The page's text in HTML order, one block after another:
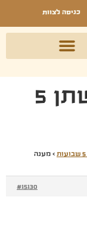
כניסה לצוות
מענה ל־אצירת שתן 5
› מענה
#15130